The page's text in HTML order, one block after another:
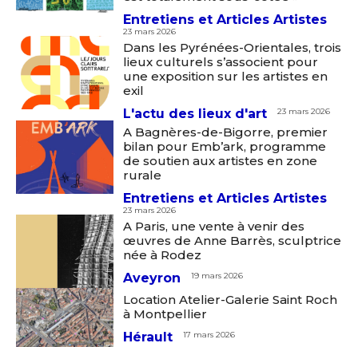
Nom
Prénom
Statut / Organisation
J'accepte lestermes et conditions
* Champ obligatoire
Adresse email*
Statut / Organisation
Entretiens et Articles Artistes
23 mars 2026
Dans les Pyrénées-Orientales, trois
lieux culturels s’associent pour
une exposition sur les artistes en
exil
L'actu des lieux d'art
23 mars 2026
A Bagnères-de-Bigorre, premier
bilan pour Emb’ark, programme
de soutien aux artistes en zone
rurale
Entretiens et Articles Artistes
23 mars 2026
A Paris, une vente à venir des
œuvres de Anne Barrès, sculptrice
née à Rodez
Aveyron
19 mars 2026
Location Atelier-Galerie Saint Roch
à Montpellier
Hérault
17 mars 2026